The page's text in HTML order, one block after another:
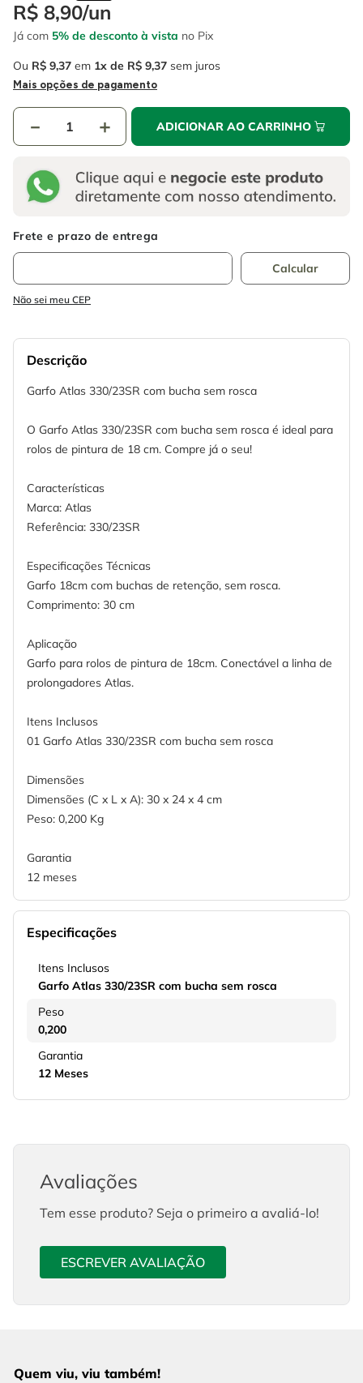
R$ 8,90/un
Já com 5% de desconto à vista no Pix
Ou R$ 9,37 em 1 R$ 9,37 sem juros
Mais opções de pagamento
＋
－ ADICIONAR AO CARRINHO
Não sei meu CEP
Descrição
Garfo Atlas 330/23SR com bucha sem rosca
O Garfo Atlas 330/23SR com bucha sem rosca é ideal para
rolos de pintura de 18 cm. Compre já o seu!
Características
Marca: Atlas
Referência: 330/23SR
Especificações Técnicas
Garfo 18cm com buchas de retenção, sem rosca.
Comprimento: 30 cm
Aplicação
Garfo para rolos de pintura de 18cm. Conectável a linha de
prolongadores Atlas.
Itens Inclusos
01 Garfo Atlas 330/23SR com bucha sem rosca
Dimensões
Dimensões (C x L x A): 30 x 24 x 4 cm
Peso: 0,200 Kg
Garantia
12 meses
Especificações
Itens Inclusos
Garfo Atlas 330/23SR com bucha sem rosca
Peso
0,200
Garantia
12 Meses
Avaliações
Tem esse produto? Seja o primeiro a avaliá-lo!
ESCREVER AVALIAÇÃO
Quem viu, viu também!
6 º fio
7º serra copo
8º disco corte
chave impacto
º esmerilhadeira
º serra circular
º fio
disco corte
chave impacto